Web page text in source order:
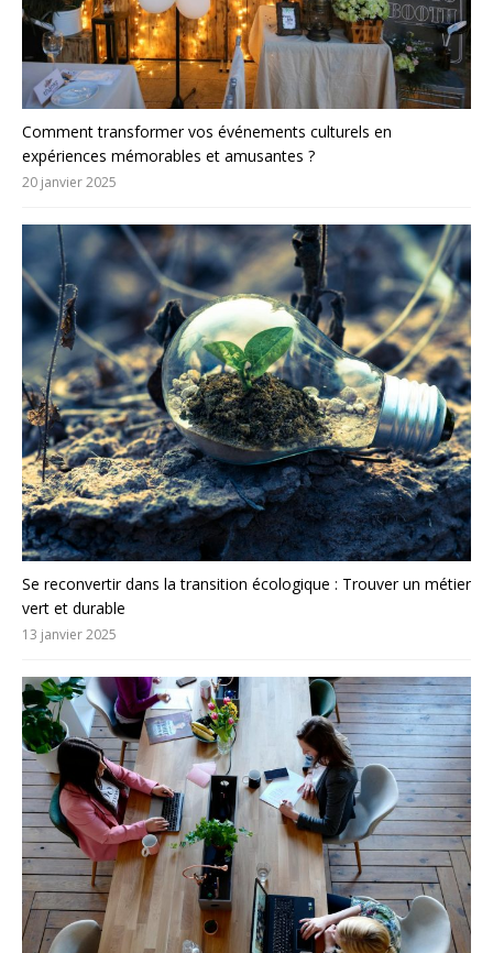
Comment transformer vos événements culturels en
expériences mémorables et amusantes ?
20 janvier 2025
Se reconvertir dans la transition écologique : Trouver un métier
vert et durable
13 janvier 2025